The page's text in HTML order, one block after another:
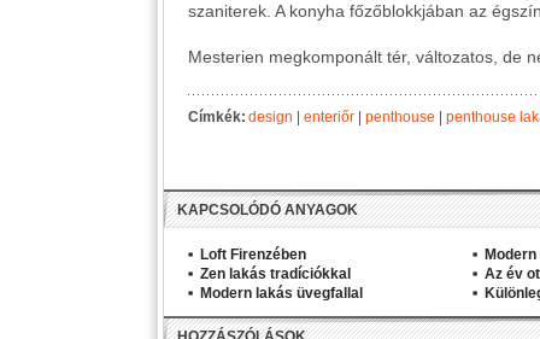
szaniterek. A konyha főzőblokkjában az
Mesterien megkomponált tér, változatos, de
Címkék:design enteriőr penthouse penthouse
KAPCSOLÓDÓ ANYAGOK
Loft Firenzében
Zen lakás tradíciókkal
Modern lakás üvegfallal
Az év